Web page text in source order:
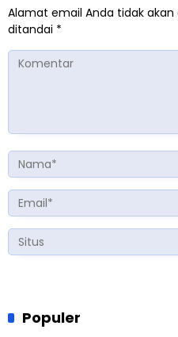
Alamat email Anda tidak akan
ditandai *
Populer